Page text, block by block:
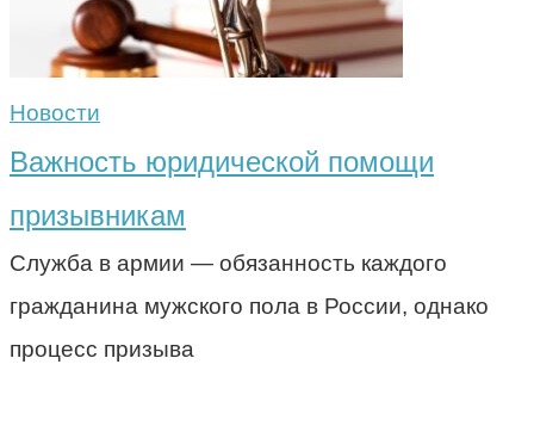
Новости
Важность юридической помощи
призывникам
Служба в армии — обязанность каждого
гражданина мужского пола в России, однако
процесс призыва